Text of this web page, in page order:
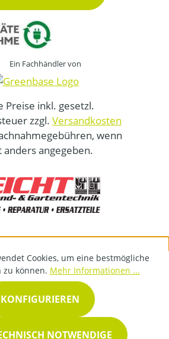
Ein Fachhändler von
Preise inkl. gesetzl.
zzgl. Versandkosten
wenn
anders angegeben.
Cookies, um eine bestmögliche
können. Mehr Informationen ...
NOTWENDIGE
KONFIGURIEREN